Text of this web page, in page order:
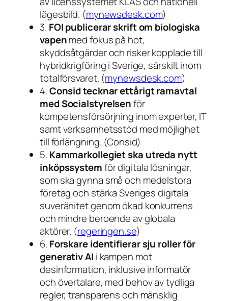
lägesbild. (mynewsdesk.com)
3. FOI publicerar skrift om biologiska
vapenmed fokus på hot,
skyddsåtgärder och risker kopplade till
hybridkrigföring i Sverige, särskilt inom
totalförsvaret. (mynewsdesk.com)
4.Consid tecknar ettårigt ramavtal
med Socialstyrelsenför
kompetensförsörjning inom experter, IT
samt verksamhetsstöd med möjlighet
till förlängning. (Consid)
5. Kammarkollegiet ska utreda nytt
inköpssystemför digitala lösningar,
som ska gynna små och medelstora
företag och stärka Sveriges digitala
suveränitet genom ökad konkurrens
och mindre beroende av globala
aktörer. (regeringen.se)
6. Forskare identifierar sju roller för
generativ AI i kampen mot
desinformation, inklusive informatör
och övertalare, med behov av tydliga
regler, transparens och mänsklig